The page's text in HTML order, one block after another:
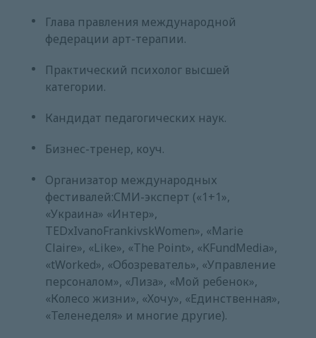
Глава правления международной
федерации арт-терапии.
Практический психолог высшей
категории.
Кандидат педагогических наук.
Бизнес-тренер, коуч.
Организатор международных
фестивалей:СМИ-эксперт («1+1»,
«Украина» «Интер»,
TEDxIvanoFrankivskWomen», «Marie
Claire», «Like», «The Point», «KFundMedia»,
«tWorked», «Обозреватель», «Управление
персоналом», «Лиза», «Мой ребенок»,
«Колесо жизни», «Хочу», «Единственная»,
«Теленеделя» и многие другие).